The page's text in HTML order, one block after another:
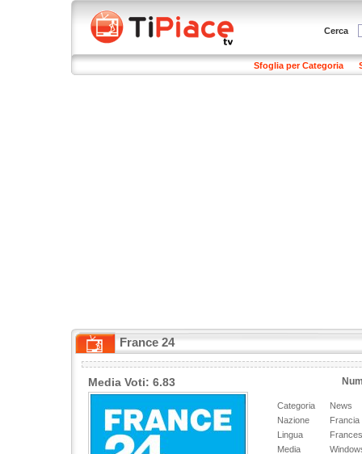
Cerca
Sfoglia per Categoria
France 24
Media Voti: 6.83
Categoria
News
Nazione
Francia
Lingua
Media